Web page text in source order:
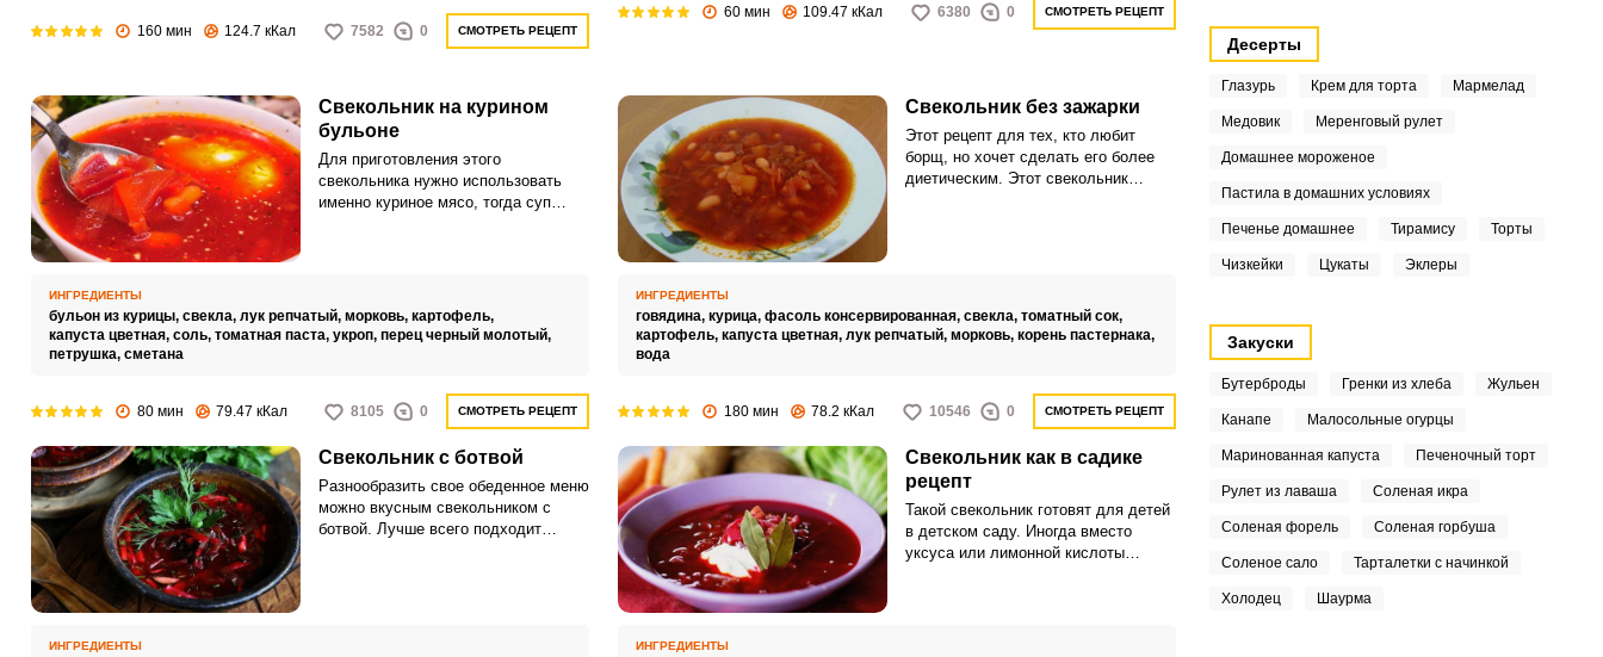
160 мин 124.7 кКал 7582 0 СМОТРЕТЬ РЕЦЕПТ
60 мин 109.47 кКал 6380 0 СМОТРЕТЬ РЕЦЕПТ
Свекольник на курином
бульоне
Для приготовления этого
свекольника нужно использовать
именно куриное мясо, тогда суп
ИНГРЕДИЕНТЫ
бульон из курицы, свекла, лук репчатый, морковь, картофель,
капуста цветная, соль, томатная паста, укроп, перец черный молотый,
петрушка, сметана
80 мин 79.47 кКал 8105 0 СМОТРЕТЬ РЕЦЕПТ
Свекольник без зажарки
Этот рецепт для тех, кто любит
борщ, но хочет сделать его более
диетическим. Этот свекольник
ИНГРЕДИЕНТЫ
говядина, курица, фасоль консервированная, свекла, томатный сок,
картофель, капуста цветная, лук репчатый, морковь, корень пастернака,
вода
180 мин 78.2 кКал 10546 0 СМОТРЕТЬ РЕЦЕПТ
Свекольник с ботвой
Разнообразить свое обеденное меню
можно вкусным свекольником с
ботвой. Лучше всего подходит
ИНГРЕДИЕНТЫ
Свекольник как в садике
рецепт
Такой свекольник готовят для детей
в детском саду. Иногда вместо
уксуса или лимонной кислоты
ИНГРЕДИЕНТЫ
Десерты
Глазурь Крем для торта Мармелад
Медовик Меренговый рулет
Домашнее мороженое
Пастила в домашних условиях
Печенье домашнее Тирамису Торты
Чизкейки Цукаты Эклеры
Закуски
Бутерброды Гренки из хлеба Жульен
Канапе Малосольные огурцы
Маринованная капуста Печеночный торт
Рулет из лаваша Соленая икра
Соленая форель Соленая горбуша
Соленое сало Тарталетки с начинкой
Холодец Шаурма
ВХОД НА САЙТ РЕГИСТРАЦИЯ
с помощью социальных сетей:
или
ЕЩЕ НЕ ЗАРЕГИСТРИРОВАННЫ?
Забыли пароль?